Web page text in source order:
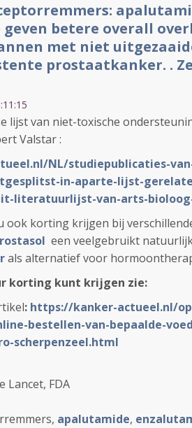
betere overall
met niet
prostaatkanker. .
lijst van niet-toxische
Valstar :
NL/studiepublicaties-
in-aparte-lijst-
literatuurlijst-van-arts-
ook korting krijgen bij
een veelgebruikt
als alternatief voor
korting kunt krijgen zie:
: https://kanker-actueel.nl/
bestellen-van-bepaalde-
scherpenzeel.html
Lancet, FDA
apalutamide,